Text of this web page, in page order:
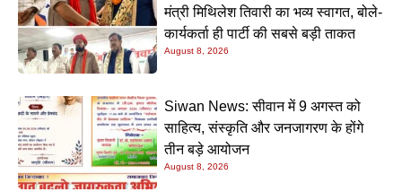
मंत्री मिथिलेश तिवारी का भव्य स्वागत, बोले-
कार्यकर्ता ही पार्टी की सबसे बड़ी ताकत
August 8, 2026
Siwan News: सीवान में 9 अगस्त को
साहित्य, संस्कृति और जनजागरण के होंगे
तीन बड़े आयोजन
August 8, 2026